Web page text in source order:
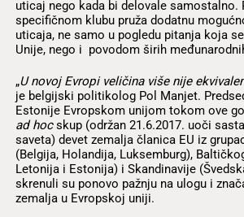
uticaj nego kada bi delovale samostalno.
specifičnom klubu pruža dodatnu
uticaja, ne samo u pogledu pitanja koja
Unije, nego i povodom širih
„U novoj Evropi veličina više nije
je belgijski politikolog Pol Manjet.
Estonije Evropskom unijom tokom ove
ad hocskup (održan 21.6.2017. uoči
saveta) devet zemalja članica EU iz
(Belgija, Holandija, Luksemburg),
Letonija i Estonija) i Skandinavije
skrenuli su ponovo pažnju na ulogu i
zemalja u Evropskoj uniji.